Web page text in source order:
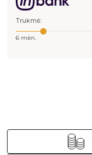
Trukmė:
6 mėn.